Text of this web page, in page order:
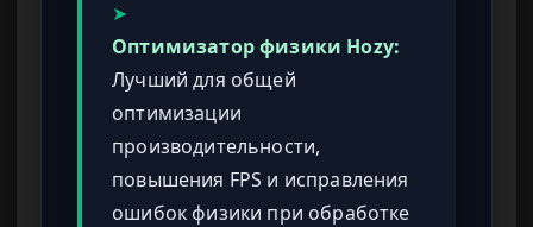
➤
Оптимизатор физики Hozy:
Лучший для общей
оптимизации
производительности,
повышения FPS и исправления
ошибок физики при обработке